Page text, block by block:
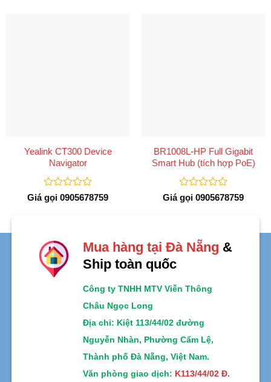
Yealink CT300 Device
Navigator
Được
xếp
sao
Giá gọi 0905678759
BR1008L-HP Full Gigabit
Smart Hub (tích hợp PoE)
Được
xếp
sao
Giá gọi 0905678759
Mua hàng tại Đà Nẵng &
Ship toàn quốc
Công ty TNHH MTV Viễn Thông
Châu Ngọc Long
Địa chỉ: Kiệt 113/44/02 đường
Nguyễn Nhàn, Phường Cẩm Lệ,
Thành phố Đà Nẵng, Việt Nam.
Văn phòng giao dịch: K113/44/02 Đ.